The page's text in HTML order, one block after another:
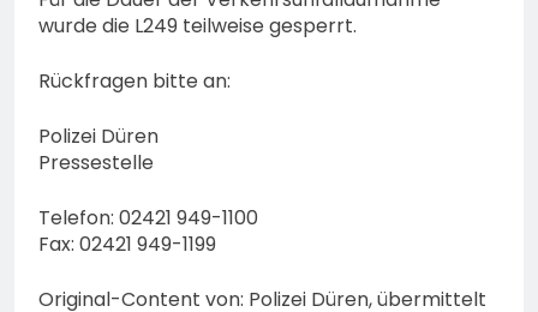
wurde die L249 teilweise gesperrt.
Rückfragen bitte an:
Polizei Düren
Pressestelle
Telefon: 02421 949-1100
Fax: 02421 949-1199
Original-Content von: Polizei Düren, übermittelt